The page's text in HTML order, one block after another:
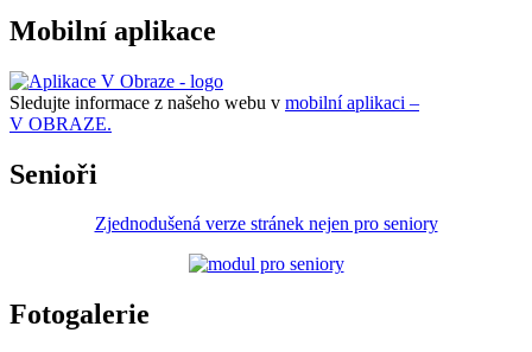
Mobilní aplikace
Sledujte informace z našeho webu v mobilní aplikaci –
V OBRAZE.
Senioři
Zjednodušená verze stránek nejen pro seniory
Fotogalerie